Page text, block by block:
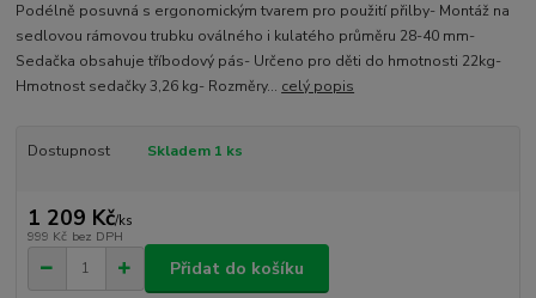
Podélně posuvná s ergonomickým tvarem pro použití přilby- Montáž na
sedlovou rámovou trubku oválného i kulatého průměru 28-40 mm-
Sedačka obsahuje tříbodový pás- Určeno pro děti do hmotnosti 22kg-
Hmotnost sedačky 3,26 kg- Rozměry... celý popis
Dostupnost Skladem 1 ks
1 209 Kč/ks
999 Kč bez DPH
Přidat do košíku